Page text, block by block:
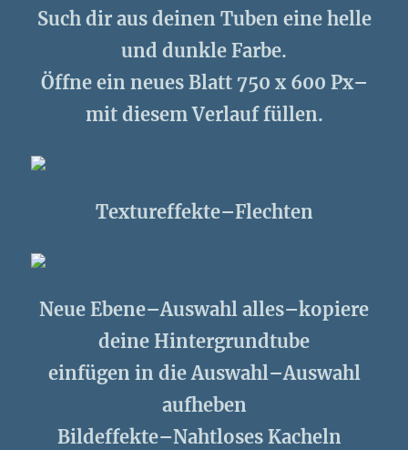
Such dir aus deinen Tuben eine helle
und dunkle Farbe.
Öffne ein neues Blatt 750 x 600 Px–
mit diesem Verlauf füllen.
Textureffekte–Flechten
Neue Ebene–Auswahl alles–kopiere
deine Hintergrundtube
einfügen in die Auswahl–Auswahl
aufheben
Bildeffekte–Nahtloses Kacheln